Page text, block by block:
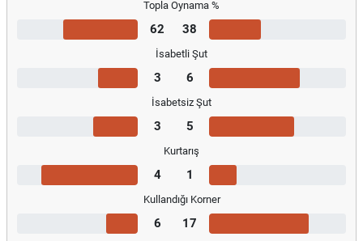
Topla Oynama %
62 38
İsabetli Şut
3 6
İsabetsiz Şut
3 5
Kurtarış
4 1
Kullandığı Korner
6 17